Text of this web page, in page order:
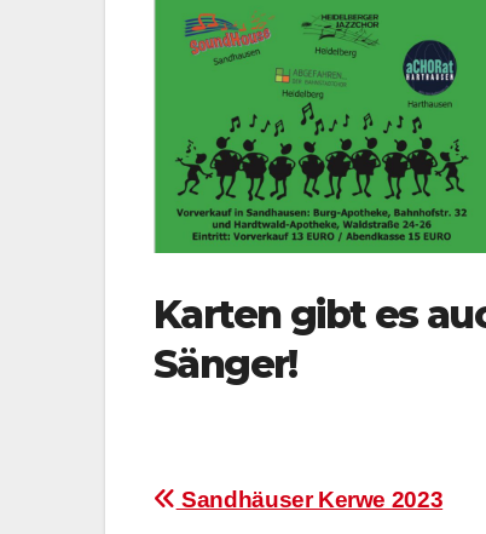
Karten gibt es
Sänger!
Beitragsnavigation
Sandhäuser Kerwe 2023